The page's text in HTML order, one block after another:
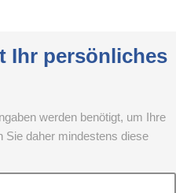
Ihr persönliches
werden benötigt, um Ihre
Sie daher mindestens diese